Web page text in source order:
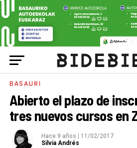
BASAURI
Abierto el plazo de
tres nuevos cursos en
Hace 9 años
11/02/2017
Silvia Andrés